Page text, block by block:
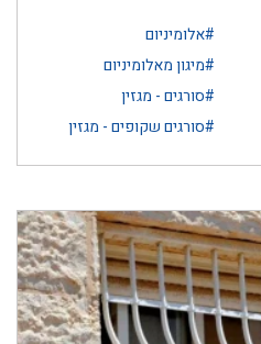
#אלומיניום
#מיגון מאלומיניום
#סורגים - מגזין
#סורגים שקופים - מגזין